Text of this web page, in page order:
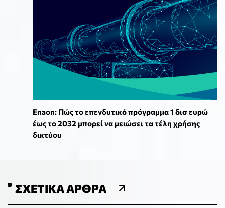
Enaon: Πώς το επενδυτικό πρόγραμμα 1 δισ ευρώ
έως το 2032 μπορεί να μειώσει τα τέλη χρήσης
δικτύου
ΣΧΕΤΙΚΆ ΆΡΘΡΑ